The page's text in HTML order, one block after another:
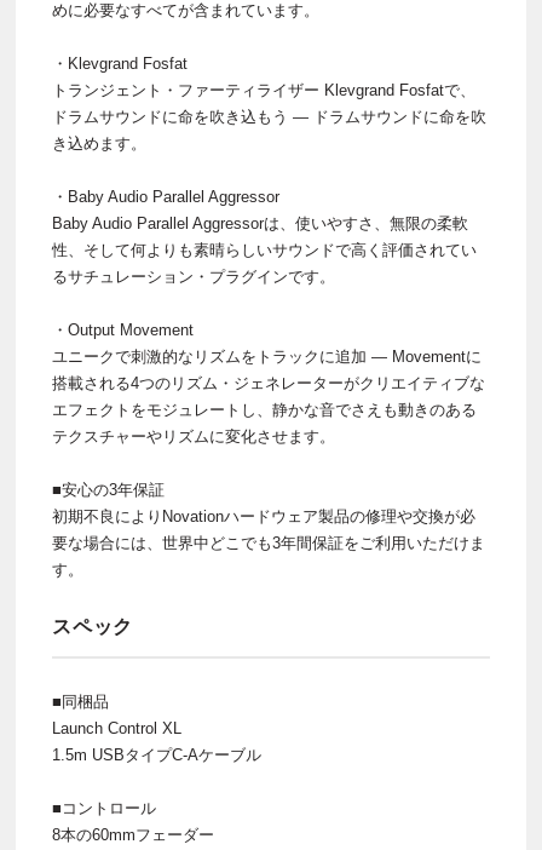
めに必要なすべてが含まれています。
・Klevgrand Fosfat
トランジェント・ファーティライザー Klevgrand Fosfatで、
ドラムサウンドに命を吹き込もう — ドラムサウンドに命を吹
き込めます。
・Baby Audio Parallel Aggressor
Baby Audio Parallel Aggressorは、使いやすさ、無限の柔軟
性、そして何よりも素晴らしいサウンドで高く評価されてい
るサチュレーション・プラグインです。
・Output Movement
ユニークで刺激的なリズムをトラックに追加 — Movementに
搭載される4つのリズム・ジェネレーターがクリエイティブな
エフェクトをモジュレートし、静かな音でさえも動きのある
テクスチャーやリズムに変化させます。
■安心の3年保証
初期不良によりNovationハードウェア製品の修理や交換が必
要な場合には、世界中どこでも3年間保証をご利用いただけま
す。
スペック
■同梱品
Launch Control XL
1.5m USBタイプC-Aケーブル
■コントロール
8本の60mmフェーダー